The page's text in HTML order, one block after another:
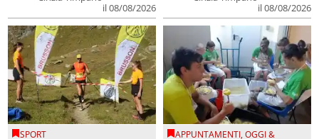
il 08/08/2026
il 08/08/2026
SPORT APPUNTAMENTI,OGGI &